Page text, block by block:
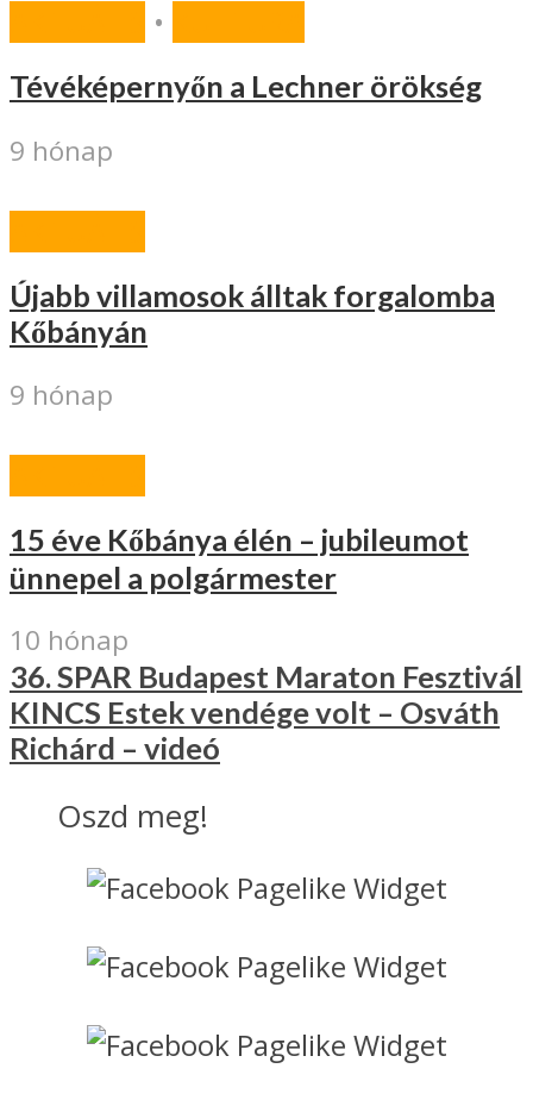
•
Tévéképernyőn a Lechner örökség
9 hónap
Újabb villamosok álltak forgalomba
Kőbányán
9 hónap
15 éve Kőbánya élén – jubileumot
ünnepel a polgármester
10 hónap
36. SPAR Budapest Maraton Fesztivál
KINCS Estek vendége volt – Osváth
Richárd – videó
Oszd meg!